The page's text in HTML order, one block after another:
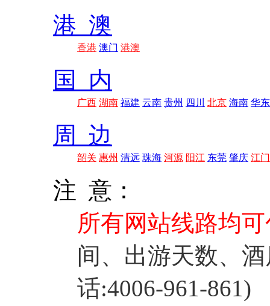
港 澳
香港 澳门 港澳
国 内
广西 湖南 福建 云南 贵州 四川 北京 海南 华东
周 边
韶关 惠州 清远 珠海 河源 阳江 东莞 肇庆 江门
注 意：
所有网站线路均
间、出游天数、
话:4006-961-861)